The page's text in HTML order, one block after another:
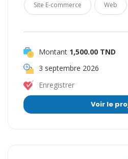
Site E-commerce Web
Montant 1,500.00 TND
3 septembre 2026
Enregistrer
Voir le